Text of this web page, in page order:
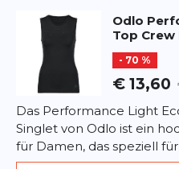
Überschrift
Rezension
Rezension
Pflichtfelder
Odlo
Top Crew
- 70 %
€ 13,60
Das Performance Light
Singlet von Odlo ist ein
für Damen, das speziell